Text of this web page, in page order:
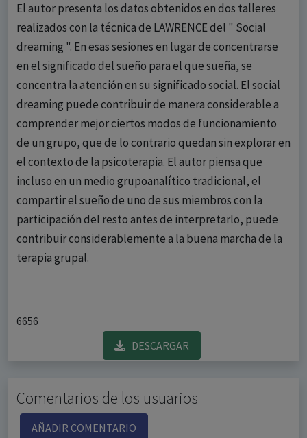
El autor presenta los datos obtenidos en dos talleres
realizados con la técnica de LAWRENCE del " Social
dreaming ". En esas sesiones en lugar de concentrarse
en el significado del sueño para el que sueña, se
concentra la atención en su significado social. El social
dreaming puede contribuir de manera considerable a
comprender mejor ciertos modos de funcionamiento
de un grupo, que de lo contrario quedan sin explorar en
el contexto de la psicoterapia. El autor piensa que
incluso en un medio grupoanalítico tradicional, el
compartir el sueño de uno de sus miembros con la
participación del resto antes de interpretarlo, puede
contribuir considerablemente a la buena marcha de la
terapia grupal.
6656
DESCARGAR
Comentarios de los usuarios
AÑADIR COMENTARIO